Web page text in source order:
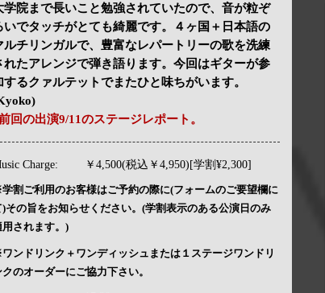
学院まで長いこと勉強されていたので、音が粒ぞ
いでタッチがとても綺麗です。４ヶ国＋日本語の
ルチリンガルで、豊富なレパートリーの歌を洗練
れたアレンジで弾き語ります。今回はギターが参
するクァルテットでまたひと味ちがいます。
回の出演9/11のステージレポート。
Charge: ￥4,500(税込￥4,950)[学割¥2,300]
割ご利用のお客様はご予約の際に(フォームのご要望欄に
)その旨をお知らせください。(学割表示のある公演日のみ
用されます。)
ンドリンク＋ワンディッシュまたは１ステージワンドリ
クのオーダーにご協力下さい。